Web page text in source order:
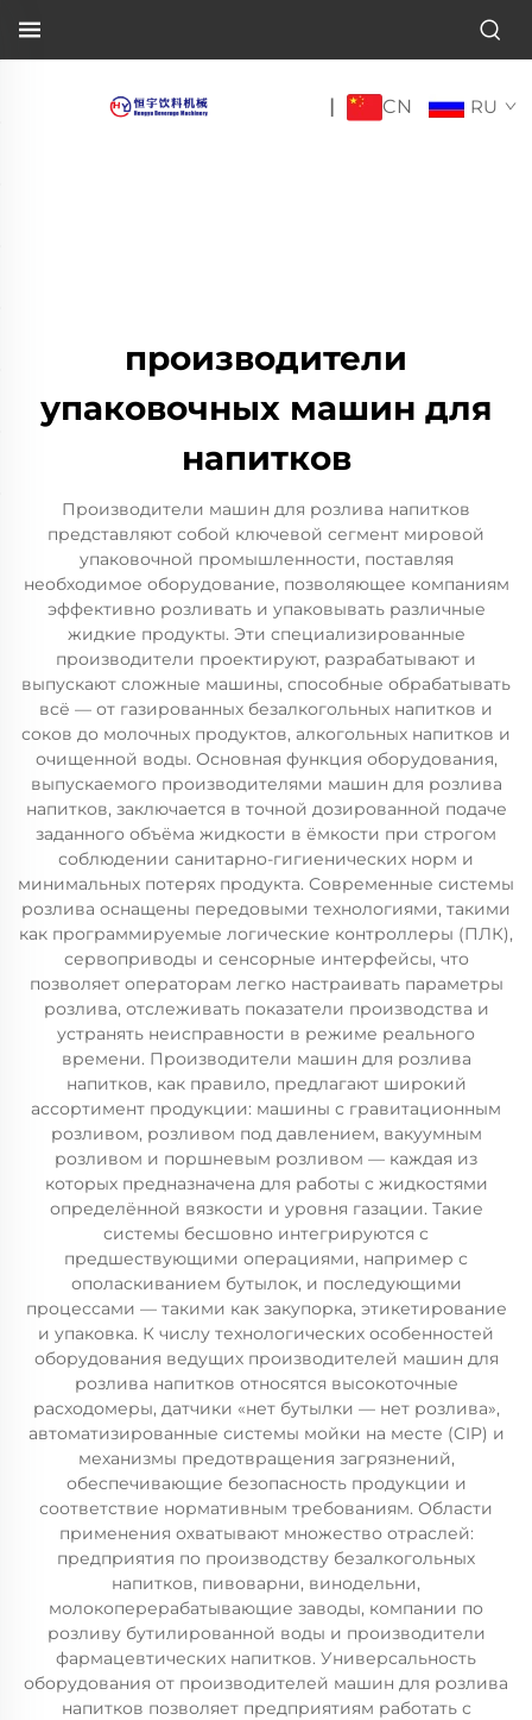
| CN RU
производители
упаковочных машин для
напитков
Производители машин для розлива напитков
представляют собой ключевой сегмент мировой
упаковочной промышленности, поставляя
необходимое оборудование, позволяющее компаниям
эффективно розливать и упаковывать различные
жидкие продукты. Эти специализированные
производители проектируют, разрабатывают и
выпускают сложные машины, способные обрабатывать
всё — от газированных безалкогольных напитков и
соков до молочных продуктов, алкогольных напитков и
очищенной воды. Основная функция оборудования,
выпускаемого производителями машин для розлива
напитков, заключается в точной дозированной подаче
заданного объёма жидкости в ёмкости при строгом
соблюдении санитарно-гигиенических норм и
минимальных потерях продукта. Современные системы
розлива оснащены передовыми технологиями, такими
как программируемые логические контроллеры (ПЛК),
сервоприводы и сенсорные интерфейсы, что
позволяет операторам легко настраивать параметры
розлива, отслеживать показатели производства и
устранять неисправности в режиме реального
времени. Производители машин для розлива
напитков, как правило, предлагают широкий
ассортимент продукции: машины с гравитационным
розливом, розливом под давлением, вакуумным
розливом и поршневым розливом — каждая из
которых предназначена для работы с жидкостями
определённой вязкости и уровня газации. Такие
системы бесшовно интегрируются с
предшествующими операциями, например с
ополаскиванием бутылок, и последующими
процессами — такими как закупорка, этикетирование
и упаковка. К числу технологических особенностей
оборудования ведущих производителей машин для
розлива напитков относятся высокоточные
расходомеры, датчики «нет бутылки — нет розлива»,
автоматизированные системы мойки на месте (CIP) и
механизмы предотвращения загрязнений,
обеспечивающие безопасность продукции и
соответствие нормативным требованиям. Области
применения охватывают множество отраслей:
предприятия по производству безалкогольных
напитков, пивоварни, винодельни,
молокоперерабатывающие заводы, компании по
розливу бутилированной воды и производители
фармацевтических напитков. Универсальность
оборудования от производителей машин для розлива
напитков позволяет предприятиям работать с